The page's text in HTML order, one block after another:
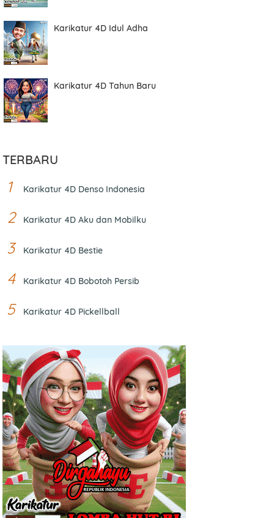
Karikatur 4D Idul Adha
Karikatur 4D Tahun Baru
TERBARU
Karikatur 4D Denso Indonesia
Karikatur 4D Aku dan Mobilku
Karikatur 4D Bestie
Karikatur 4D Bobotoh Persib
Karikatur 4D Pickellball